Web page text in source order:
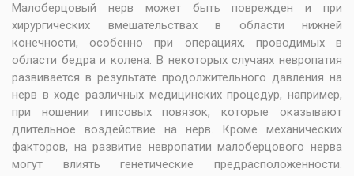
Малоберцовый нерв может быть поврежден и при
хирургических вмешательствах в области нижней
конечности, особенно при операциях, проводимых в
области бедра и колена. В некоторых случаях невропатия
развивается в результате продолжительного давления на
нерв в ходе различных медицинских процедур, например,
при ношении гипсовых повязок, которые оказывают
длительное воздействие на нерв. Кроме механических
факторов, на развитие невропатии малоберцового нерва
могут влиять генетические предрасположенности.